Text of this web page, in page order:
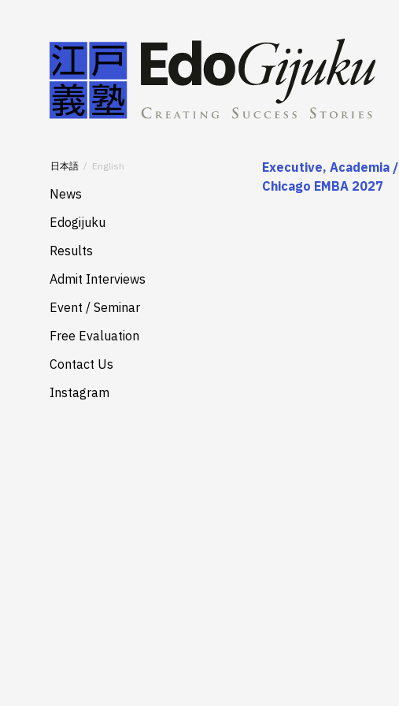
日本語 English
News
Edogijuku
About
Services
Results
Admit Interviews
Event / Seminar
Free Evaluation
Contact Us
Instagram
Executive, Academia /
Chicago EMBA 2027